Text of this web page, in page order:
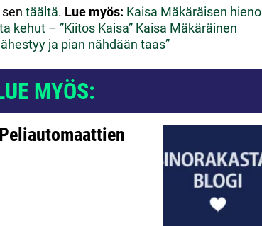
täältä. Lue myös: Kaisa Mäkäräisen hieno
kehut – ”Kiitos Kaisa” Kaisa Mäkäräinen
ja pian nähdään taas”
MYÖS: